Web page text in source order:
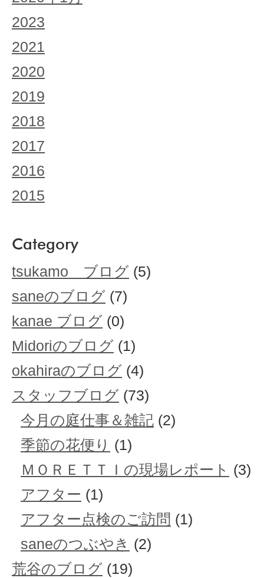
2023
2021
2020
2019
2018
2017
2016
2015
Category
tsukamo ブログ (5)
saneのブログ (7)
kanae ブログ (0)
Midoriのブログ (1)
okahiraのブログ (4)
スタッフブログ (73)
今月の庭仕事＆雑記 (2)
季節の花便り (1)
ＭＯＲＥＴＴＩの現場レポート (3)
アフター (1)
アフター点検のご訪問 (1)
saneのつぶやき (2)
荒谷のブログ (19)